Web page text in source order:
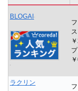
BLOGAI
ラクリン